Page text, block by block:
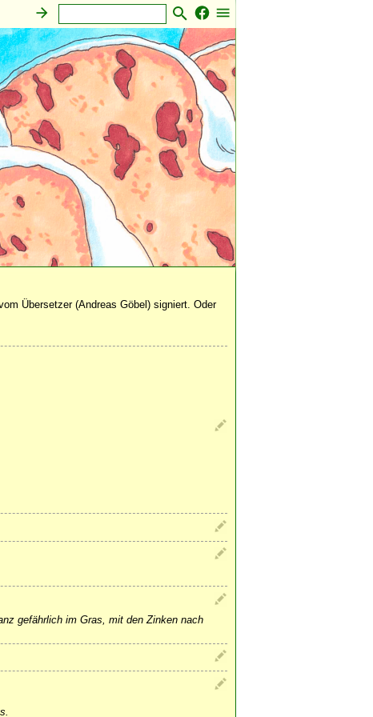
Übersetzer (Andreas Göbel) signiert. Oder
gefährlich im Gras, mit den Zinken nach